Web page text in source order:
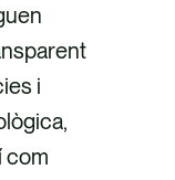
i
com